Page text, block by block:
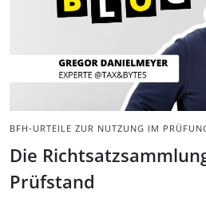
BFH-URTEILE ZUR NUTZUNG IM
Die
Prüfstand
Schriftzug Blog
Portraitbild des
BILD: @TAXANDBYTES